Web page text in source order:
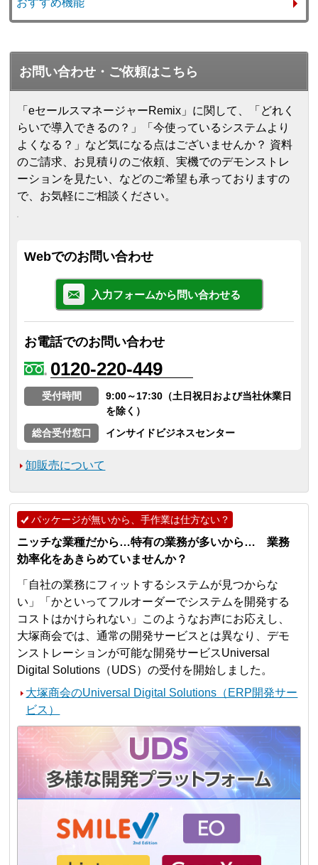
お問い合わせ・ご依頼はこちら
「eセールスマネージャーRemix」に関して、「どれく
らいで導入できるの？」「今使っているシステムより
よくなる？」など気になる点はございませんか？ 資料
のご請求、お見積りのご依頼、実機でのデモンストレ
ーションを見たい、などのご希望も承っておりますの
で、お気軽にご相談ください。
Webでのお問い合わせ
入力フォームから問い合わせる
お電話でのお問い合わせ
0120-220-449
受付時間
9:00～17:30（土日祝日および当社休業日
を除く）
総合受付窓口
インサイドビジネスセンター
卸販売について
パッケージが無いから、手作業は仕方ない？
ニッチな業種だから…特有の業務が多いから… 業務
効率化をあきらめていませんか？
「自社の業務にフィットするシステムが見つからな
い」「かといってフルオーダーでシステムを開発する
コストはかけられない」このようなお声にお応えし、
大塚商会では、通常の開発サービスとは異なり、デモ
ンストレーションが可能な開発サービスUniversal
Digital Solutions（UDS）の受付を開始しました。
大塚商会のUniversal Digital Solutions（ERP開発サー
ビス）